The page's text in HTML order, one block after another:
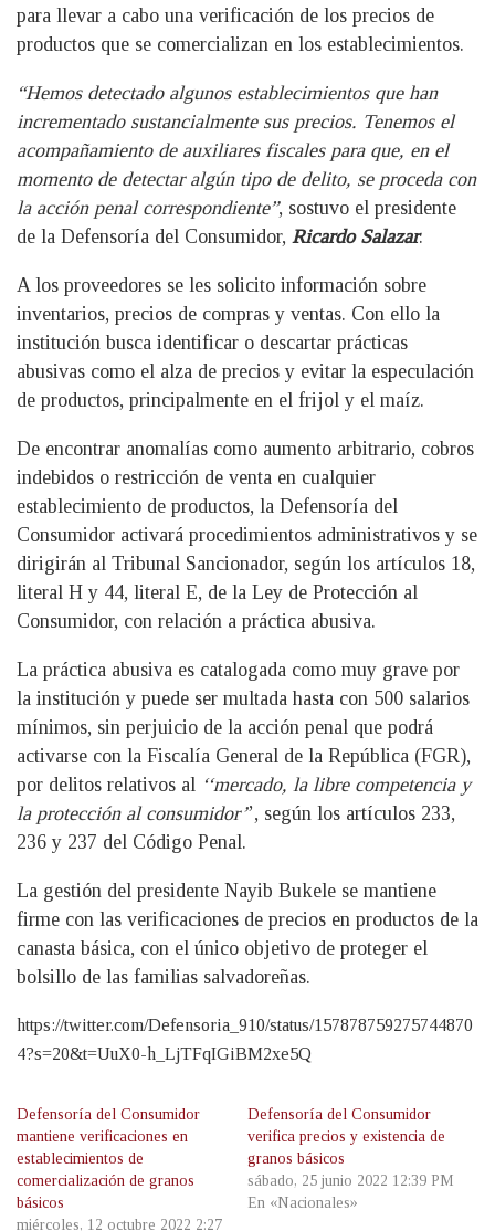
para llevar a cabo una verificación de los precios de
productos que se comercializan en los establecimientos.
“Hemos detectado algunos establecimientos que han
incrementado sustancialmente sus precios. Tenemos el
acompañamiento de auxiliares fiscales para que, en el
momento de detectar algún tipo de delito, se proceda con
la acción penal correspondiente”, sostuvo el presidente
de la Defensoría del Consumidor, Ricardo Salazar.
A los proveedores se les solicito información sobre
inventarios, precios de compras y ventas. Con ello la
institución busca identificar o descartar prácticas
abusivas como el alza de precios y evitar la especulación
de productos, principalmente en el frijol y el maíz.
De encontrar anomalías como aumento arbitrario, cobros
indebidos o restricción de venta en cualquier
establecimiento de productos, la Defensoría del
Consumidor activará procedimientos administrativos y se
dirigirán al Tribunal Sancionador, según los artículos 18,
literal H y 44, literal E, de la Ley de Protección al
Consumidor, con relación a práctica abusiva.
La práctica abusiva es catalogada como muy grave por
la institución y puede ser multada hasta con 500 salarios
mínimos, sin perjuicio de la acción penal que podrá
activarse con la Fiscalía General de la República (FGR),
por delitos relativos al ‘‘mercado, la libre competencia y
la protección al consumidor’’, según los artículos 233,
236 y 237 del Código Penal.
La gestión del presidente Nayib Bukele se mantiene
firme con las verificaciones de precios en productos de la
canasta básica, con el único objetivo de proteger el
bolsillo de las familias salvadoreñas.
https://twitter.com/Defensoria_910/status/157878759275744870
4?s=20&t=UuX0-h_LjTFqIGiBM2xe5Q
Defensoría del Consumidor
mantiene verificaciones en
establecimientos de
comercialización de granos
básicos
miércoles, 12 octubre 2022 2:27
Defensoría del Consumidor
verifica precios y existencia de
granos básicos
sábado, 25 junio 2022 12:39 PM
En «Nacionales»